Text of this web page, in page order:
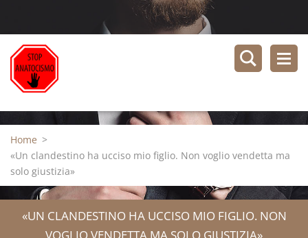
Home >
«Un clandestino ha ucciso mio figlio. Non voglio vendetta ma
solo giustizia»
«UN CLANDESTINO HA UCCISO MIO FIGLIO. NON